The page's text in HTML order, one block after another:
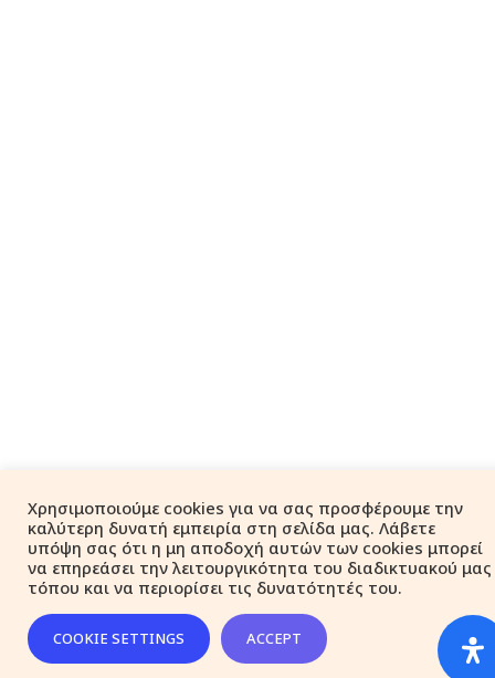
Χρησιμοποιούμε cookies για να σας προσφέρουμε την
καλύτερη δυνατή εμπειρία στη σελίδα μας. Λάβετε
υπόψη σας ότι η μη αποδοχή αυτών των cookies μπορεί
να επηρεάσει την λειτουργικότητα του διαδικτυακού μας
τόπου και να περιορίσει τις δυνατότητές του.
COOKIE SETTINGS ACCEPT